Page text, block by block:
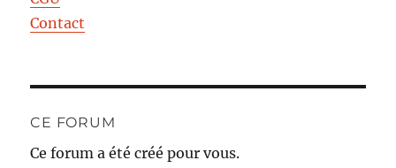
Contact
CE FORUM
Ce forum a été créé pour vous.